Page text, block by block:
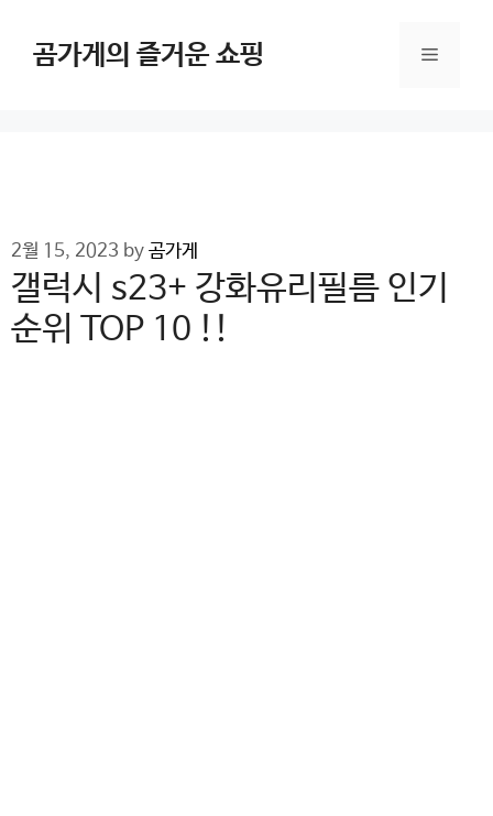
content곰가게의 즐거운 쇼핑 Menu
2월 15, 2023 by 곰가게
갤럭시 s23+ 강화유리필름 인기
순위 TOP 10 !!